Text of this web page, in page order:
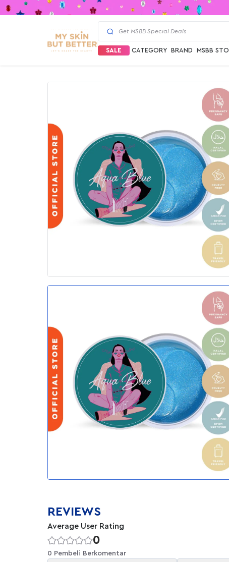
SALE CATEGORY BRAND MSBB
REVIEWS
Average User Rating
0
0 Pembeli Berkomentar